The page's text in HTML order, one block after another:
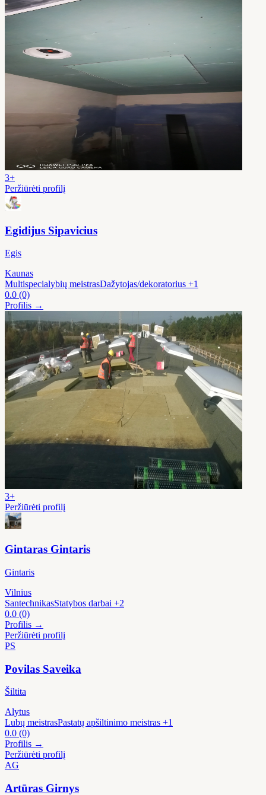
3+
Peržiūrėti profilį
Egidijus Sipavicius
Egis
Kaunas
Multispecialybių meistrasDažytojas/dekoratorius +1
0.0 (0)
Profilis →
3+
Peržiūrėti profilį
Gintaras Gintaris
Gintaris
Vilnius
SantechnikasStatybos darbai +2
0.0 (0)
Profilis →
Peržiūrėti profilį
PS
Povilas Saveika
Šiltita
Alytus
Lubų meistrasPastatų apšiltinimo meistras +1
0.0 (0)
Profilis →
Peržiūrėti profilį
AG
Artūras Girnys